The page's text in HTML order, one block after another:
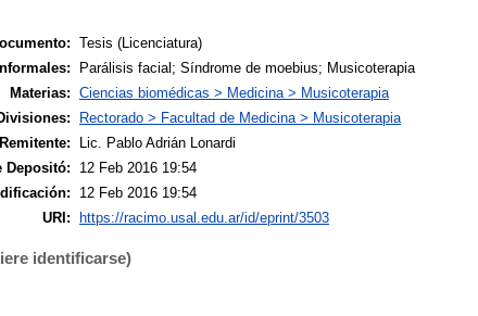
Tesis (Licenciatura)
Parálisis facial; Síndrome de moebius; Musicoterapia
Materias: Ciencias biomédicas > Medicina > Musicoterapia
Rectorado > Facultad de Medicina > Musicoterapia
Lic. Pablo Adrián Lonardi
Depositó:
12 Feb 2016 19:54
12 Feb 2016 19:54
URI:
https://racimo.usal.edu.ar/id/eprint/3503
identificarse)